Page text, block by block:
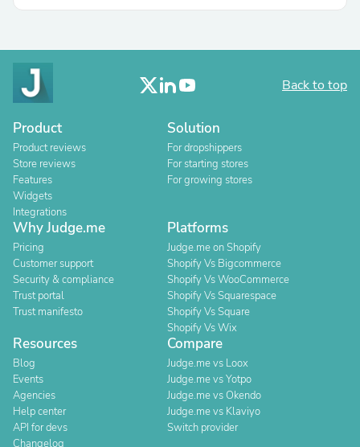
Back to top
Product
Product reviews
Store reviews
Features
Widgets
Integrations
Solution
For dropshippers
For starting stores
For growing stores
Why Judge.me
Pricing
Customer support
Security & compliance
Trust portal
Trust manifesto
Platforms
Judge.me on Shopify
Shopify Vs Bigcommerce
Shopify Vs WooCommerce
Shopify Vs Squarespace
Shopify Vs Square
Shopify Vs Wix
Resources
Blog
Events
Agencies
Help center
API for devs
Changelog
Compare
Judge.me vs Loox
Judge.me vs Yotpo
Judge.me vs Okendo
Judge.me vs Klaviyo
Switch provider